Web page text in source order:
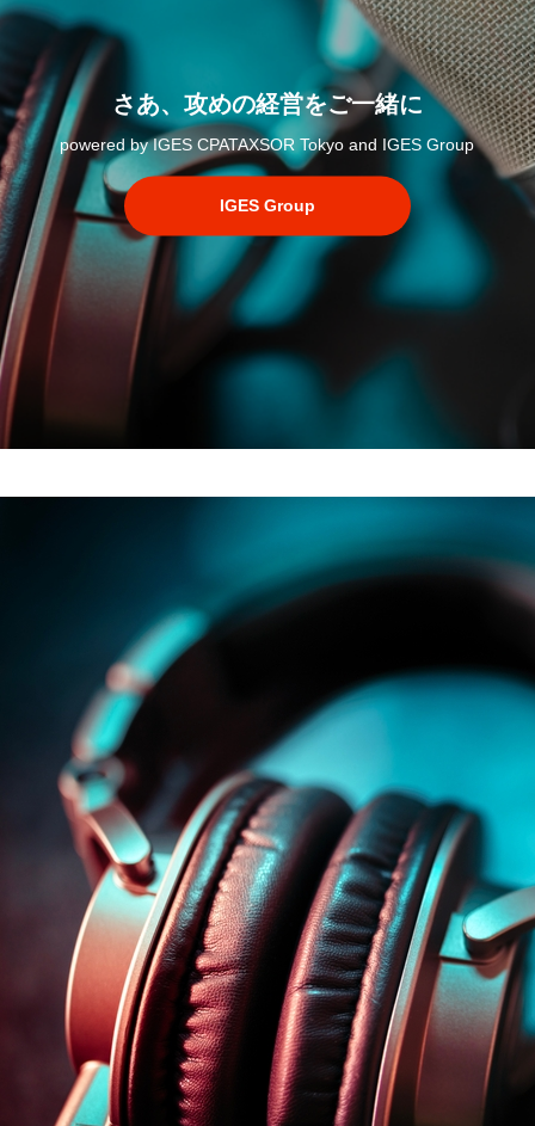
さあ、攻めの経営をご一緒に
powered by IGES CPATAXSOR Tokyo and IGES Group
IGES Group